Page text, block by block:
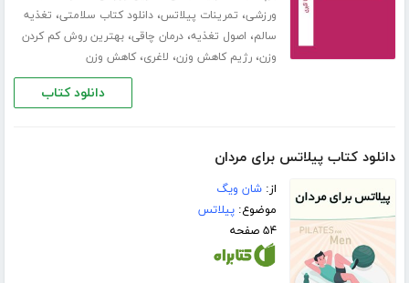
ورزشی، تمرینات پیلاتس،دانلود کتاب سلامتی، تغذیه
سالم، اصول تغذیه،درمان چاقی،بهترین روش کم کردن
وزن،رژیم کاهش وزن، لاغری،کاهش وزن
دانلود کتاب
دانلود کتاب پیلاتس برای مردان
از:شان ویگ
موضوع:پیلاتس
۵۴ صفحه